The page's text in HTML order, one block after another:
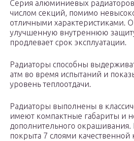
Серия алюминиевых
числом секций, помимо
отличными характеристиками.
улучшенную внутреннюю
продлевает срок эксплуатации.
Радиаторы способны
атм во время испытаний и
уровень теплоотдачи.
Радиаторы выполнены в
имеют компактные габариты и
дополнительного окрашивания.
покрыта 7 слоями качественной